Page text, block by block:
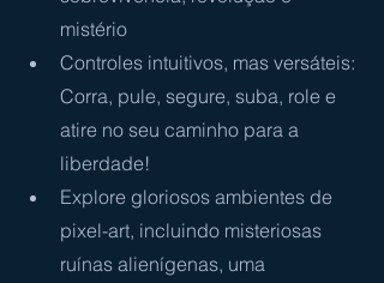
mistério
Controles intuitivos, mas versáteis:
Corra, pule, segure, suba, role e
atire no seu caminho para a
liberdade!
Explore gloriosos ambientes de
pixel-art, incluindo misteriosas
ruínas alienígenas, uma